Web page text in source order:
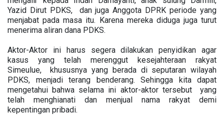
Yazid Dirut PDKS, dan juga Anggota DPRK periode yang
menjabat pada masa itu. Karena mereka diduga juga turut
menerima aliran dana PDKS.
Aktor-Aktor ini harus segera dilakukan penyidikan agar
kasus yang telah merenggut kesejahteraan rakyat
Simeulue, khususnya yang berada di seputaran wilayah
PDKS, menjadi terang benderang. Sehingga kita dapat
mengetahui bahwa selama ini aktor-aktor tersebut yang
telah menghianati dan menjual nama rakyat demi
kepentingan pribadi.